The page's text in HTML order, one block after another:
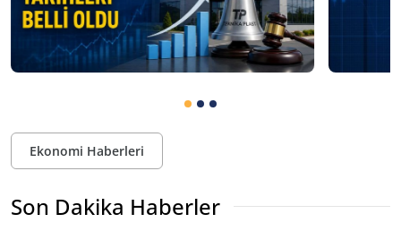
Ekonomi Haberleri
Son Dakika Haberler